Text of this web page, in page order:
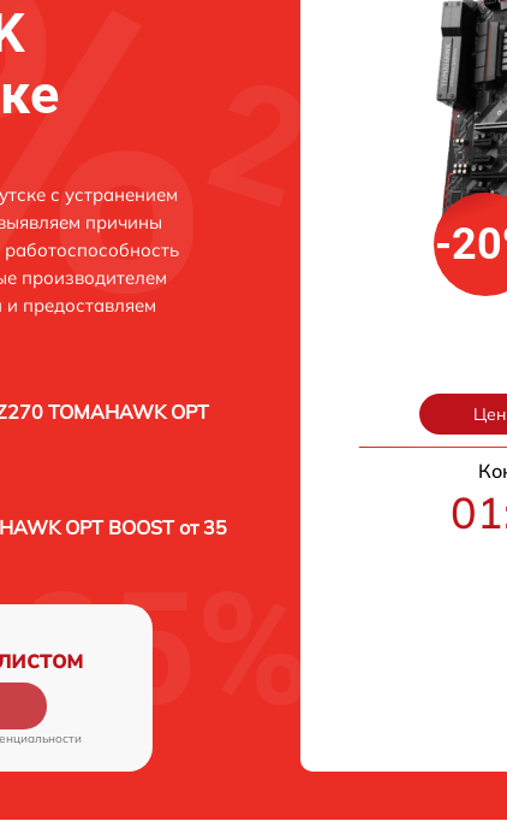
с устранением
причины
производителем
предоставляем
TOMAHAWK OPT
OPT BOOST от 35
-